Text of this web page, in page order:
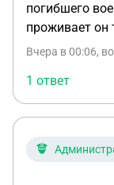
погибшего
проживает он
Вчера в 00:06,
1 ответ